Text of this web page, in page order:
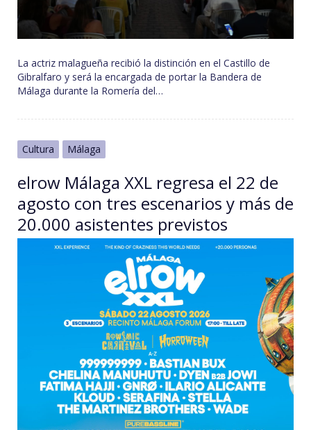
La actriz malagueña recibió la distinción en el Castillo de
Gibralfaro y será la encargada de portar la Bandera de
Málaga durante la Romería del…
Cultura Málaga
elrow Málaga XXL regresa el 22 de
agosto con tres escenarios y más de
20.000 asistentes previstos